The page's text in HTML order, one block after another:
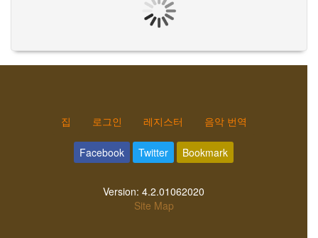
집 로그인 레지스터 음악 번역
Facebook Twitter Bookmark
Version: 4.2.01062020
Site Map